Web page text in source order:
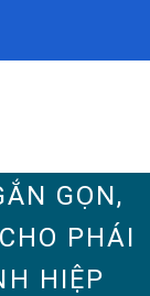
GỌN,
PHÁI
HIỆP